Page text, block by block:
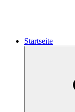
Startseite